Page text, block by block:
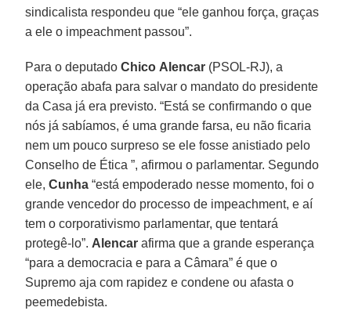
sindicalista respondeu que “ele ganhou força, graças
a ele o impeachment passou”.
Para o deputadoChico Alencar (PSOL-RJ), a
operação abafa para salvar o mandato do presidente
da Casa já era previsto. “Está se confirmando o que
nós já sabíamos, é uma grande farsa, eu não ficaria
nem um pouco surpreso se ele fosse anistiado pelo
Conselho de Ética ”, afirmou o parlamentar. Segundo
ele,Cunha “está empoderado nesse momento, foi o
grande vencedor do processo de impeachment, e aí
tem o corporativismo parlamentar, que tentará
protegê-lo”. Alencar afirma que a grande esperança
“para a democracia e para a Câmara” é que o
Supremo aja com rapidez e condene ou afasta o
peemedebista.